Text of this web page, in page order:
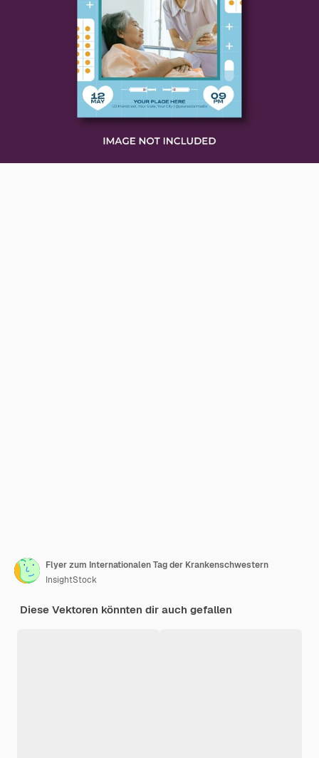
Flyer zum Internationalen Tag der Krankenschwestern
InsightStock
Diese Vektoren könnten dir auch gefallen